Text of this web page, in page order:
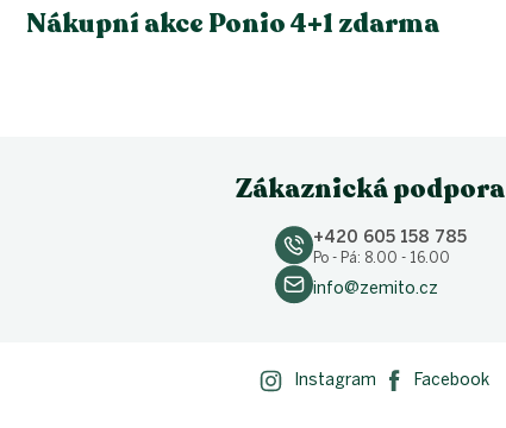
Nákupní akce Ponio 4+1 zdarma
Zákaznická podpora
+420 605 158 785
Po - Pá: 8.00 - 16.00
info@zemito.cz
Instagram Facebook